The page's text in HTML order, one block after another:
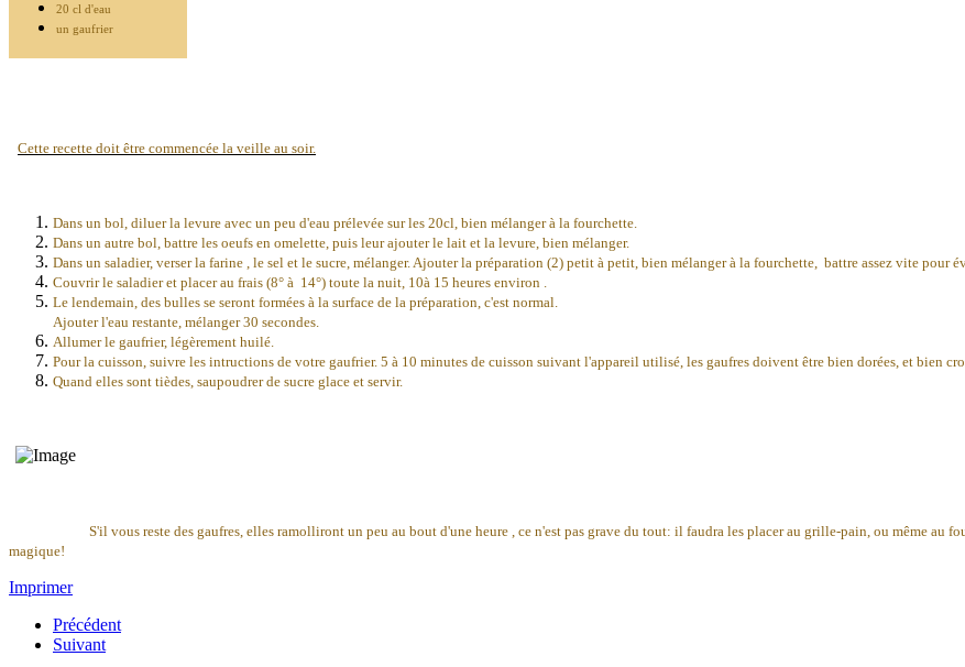
20 cl d'eau
un gaufrier
Cette recette doit être commencée la veille au soir.
Dans un bol, diluer la levure avec un peu d'eau prélevée sur les 20cl, bien mélanger à la fourchette.
Dans un autre bol, battre les oeufs en omelette, puis leur ajouter le lait et la levure, bien mélanger.
Dans un saladier, verser la farine , le sel et le sucre, mélanger. Ajouter la préparation (2) petit à petit, bien mélanger à la fourchette, battre assez vite pour
Couvrir le saladier et placer au frais (8° à 14°) toute la nuit, 10à 15 heures environ .
Le lendemain, des bulles se seront formées à la surface de la préparation, c'est normal.
Ajouter l'eau restante, mélanger 30 secondes.
Allumer le gaufrier, légèrement huilé.
Pour la cuisson, suivre les intructions de votre gaufrier. 5 à 10 minutes de cuisson suivant l'appareil utilisé, les gaufres doivent être bien dorées, et bien
Quand elles sont tièdes, saupoudrer de sucre glace et servir.
S'il vous reste des gaufres, elles ramolliront un peu au bout d'une heure , ce n'est pas grave du tout: il faudra les placer au grille-pain, ou même
magique!
Imprimer
Précédent
Suivant